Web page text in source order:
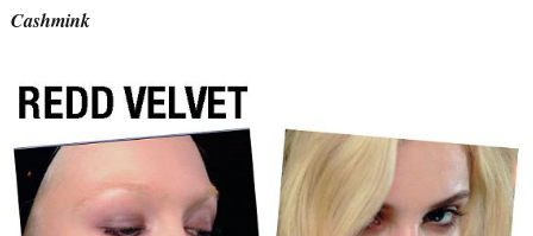
Cashmink